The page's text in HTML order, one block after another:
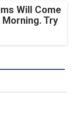
Will Come
Morning. Try